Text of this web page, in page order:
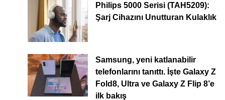
Philips 5000 Serisi (TAH5209):
Şarj Cihazını Unutturan Kulaklık
Samsung, yeni katlanabilir
telefonlarını tanıttı. İşte Galaxy Z
Fold8, Ultra ve Galaxy Z Flip 8’e
ilk bakış